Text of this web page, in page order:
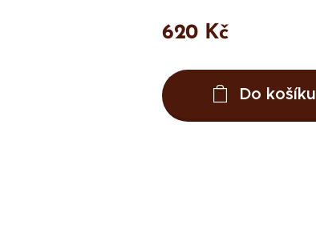
620 Kč
Do košíku